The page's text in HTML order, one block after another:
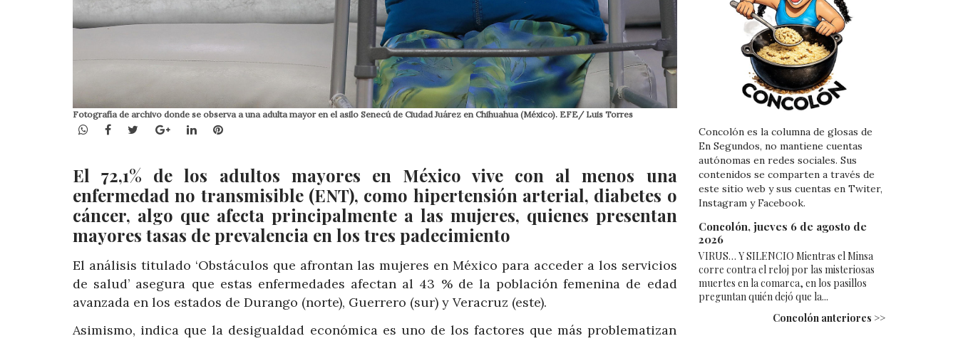
Fotografía de archivo donde se observa a una adulta mayor en el asilo Senecú de Ciudad Juárez en Chihuahua (México). EFE/ Luis Torres
WhatsApp
Facebook
TwitterGoogle+LinkedInPinterest
El 72,1% de los adultos mayores en México vive con al menos una
enfermedad no transmisible (ENT), como hipertensión arterial, diabetes o
cáncer, algo que afecta principalmente a las mujeres, quienes presentan
mayores tasas de prevalencia en los tres padecimiento
El análisis titulado ‘Obstáculos que afrontan las mujeres en México para acceder a los servicios
de salud’ asegura que estas enfermedades afectan al 43 % de la población femenina de edad
avanzada en los estados de Durango (norte), Guerrero (sur) y Veracruz (este).
Asimismo, indica que la desigualdad económica es uno de los factores que más problematizan
Concolón es la columna de glosas de
En Segundos, no mantiene cuentas
autónomas en redes sociales. Sus
contenidos se comparten a través de
este sitio web y sus cuentas en Twiter,
Instagram y Facebook.
Concolón, jueves 6 de agosto de
2026
VIRUS… Y SILENCIO Mientras el Minsa
corre contra el reloj por las misteriosas
muertes en la comarca, en los pasillos
preguntan quién dejó que la...
Concolón anteriores >>